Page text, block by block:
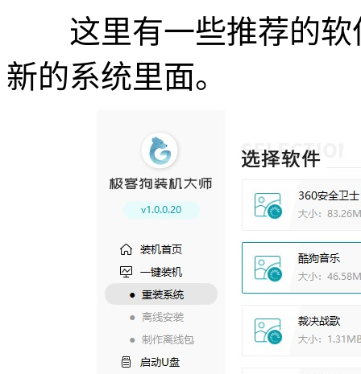
这里有一些推荐的软
新的系统里面。